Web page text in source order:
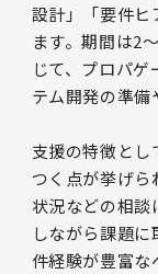
設計」「要件ヒ
ます。期間は2
じて、プロパ
テム開発の準備
支援の特徴と
つく点が挙げ
状況などの相
しながら課題
件経験が豊富な